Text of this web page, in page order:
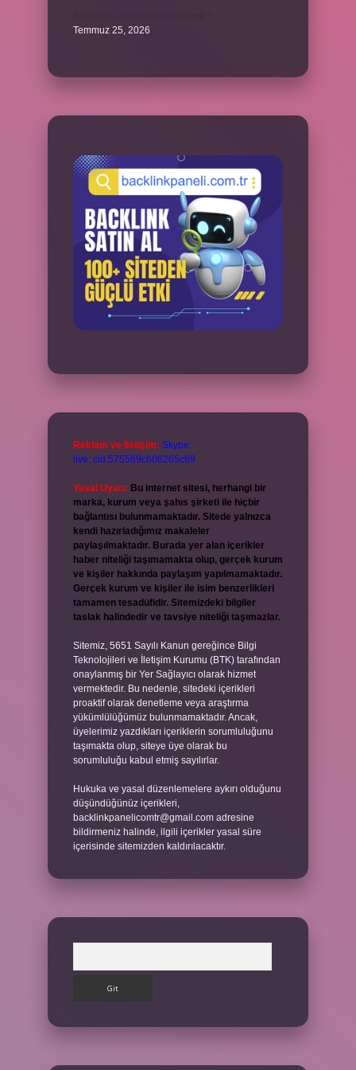
Temmuz 25, 2026
Reklam ve İletişim: Skype:
live:.cid.575569c608265c69
Yasal Uyarı: Bu internet sitesi, herhangi bir
marka, kurum veya şahıs şirketi ile hiçbir
bağlantısı bulunmamaktadır. Sitede yalnızca
kendi hazırladığımız makaleler
paylaşılmaktadır. Burada yer alan içerikler
haber niteliği taşımamakta olup, gerçek kurum
ve kişiler hakkında paylaşım yapılmamaktadır.
Gerçek kurum ve kişiler ile isim benzerlikleri
tamamen tesadüfidir. Sitemizdeki bilgiler
taslak halindedir ve tavsiye niteliği taşımazlar.
Sitemiz, 5651 Sayılı Kanun gereğince Bilgi
Teknolojileri ve İletişim Kurumu (BTK) tarafından
onaylanmış bir Yer Sağlayıcı olarak hizmet
vermektedir. Bu nedenle, sitedeki içerikleri
proaktif olarak denetleme veya araştırma
yükümlülüğümüz bulunmamaktadır. Ancak,
üyelerimiz yazdıkları içeriklerin sorumluluğunu
taşımakta olup, siteye üye olarak bu
sorumluluğu kabul etmiş sayılırlar.
Hukuka ve yasal düzenlemelere aykırı olduğunu
düşündüğünüz içerikleri,
backlinkpanelicomtr@gmail.com adresine
bildirmeniz halinde, ilgili içerikler yasal süre
içerisinde sitemizden kaldırılacaktır.